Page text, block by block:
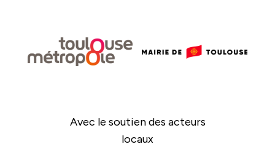
Avec le soutien des acteurs
locaux